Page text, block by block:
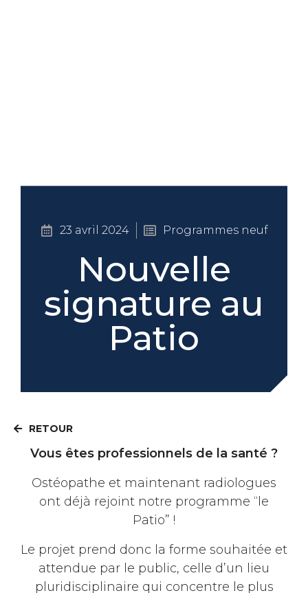
23 avril 2024 Programmes neuf
Nouvelle
signature au
Patio
RETOUR
Vous êtes professionnels de la santé ?
Ostéopathe et maintenant radiologues
ont déjà rejoint notre programme “le
Patio” !
Le projet prend donc la forme souhaitée et
attendue par le public, celle d’un lieu
pluridisciplinaire qui concentre le plus